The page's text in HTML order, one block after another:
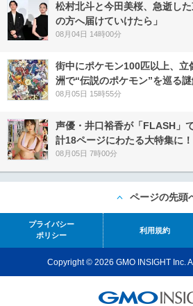
松村北斗と今田美桜、急逝し
の方へ届けていけたら」
08月04日 14時00分
街中にポケモン100匹以上、
洲で“伝説のポケモン”を巡る謎
08月05日 15時55分
声優・井口裕香が「FLASH」
計18ページにわたる大特集に！
08月05日 7時00分
ページの先頭
プライバシー
ポリシー
利用規約
Copyright © 2026 GMO INSIGHT Inc.